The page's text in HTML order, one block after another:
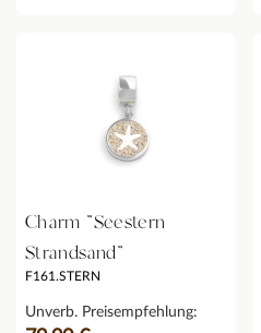
Charm "Seestern
Strandsand"
F161.STERN
Unverb. Preisempfehlung: